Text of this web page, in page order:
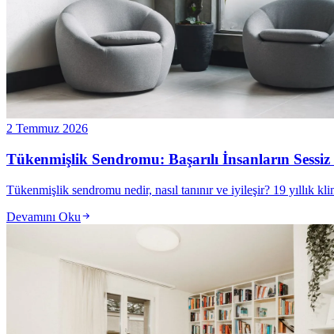
2 Temmuz 2026
Tükenmişlik Sendromu: Başarılı İnsanların
Tükenmişlik sendromu nedir, nasıl tanınır ve iyileşir? 19 yıllık
Devamını Oku